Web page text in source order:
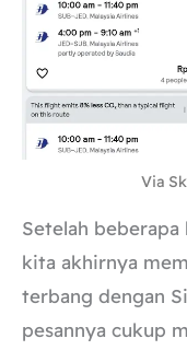
Via
Setelah
kita akhirnya
terbang dengan
pesannya cukup